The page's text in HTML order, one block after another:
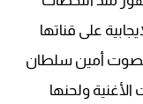
على قناتها
بصوت أمين سلطان
الأغنية ولحنها